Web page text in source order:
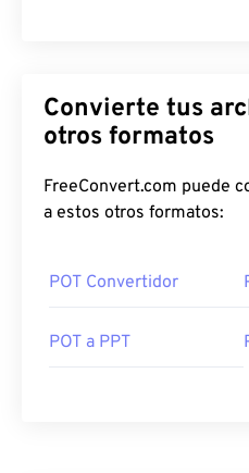
Convierte tus
otros formatos
FreeConvert.com puede
a estos otros formatos:
POT Convertidor
POT a PPT